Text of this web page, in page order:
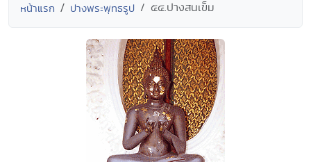
หน้าแรก ปางพระพุทธรูป ๕๔.ปางสนเข็ม